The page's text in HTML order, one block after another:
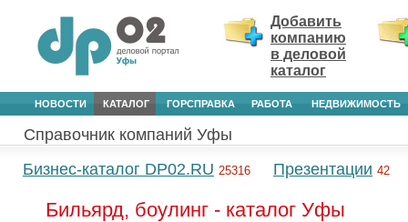
Добавить
компанию
в деловой
каталог
НОВОСТИ КАТАЛОГ ГОРСПРАВКА РАБОТА НЕДВИЖИМОСТЬ
Справочник компаний Уфы
Бизнес-каталог DP02.RU 25316 Презентации 42
Бильярд, боулинг - каталог Уфы